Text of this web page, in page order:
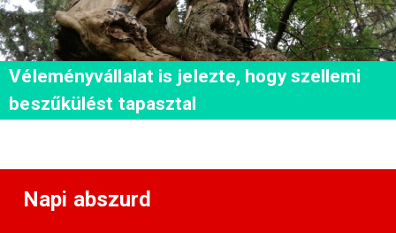
Véleményvállalat is jelezte, hogy szellemi
beszűkülést tapasztal
Napi abszurd